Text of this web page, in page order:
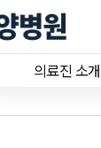
의료진 소개